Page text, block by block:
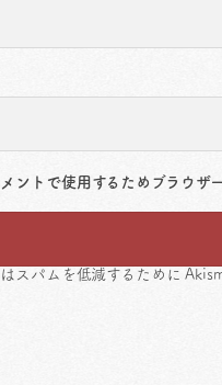
ントで使用するためブラウザ
スパムを低減するために